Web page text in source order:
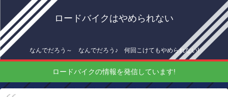
ロードバイクはやめられない
なんでだろう～ なんでだろう♪ 何回こけてもやめられない!
ロードバイクの情報を発信しています!